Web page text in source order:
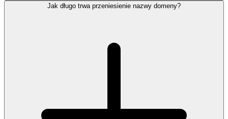
Jak długo trwa przeniesienie nazwy domeny?